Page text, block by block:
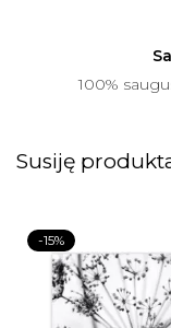
100%
Susiję
-15%